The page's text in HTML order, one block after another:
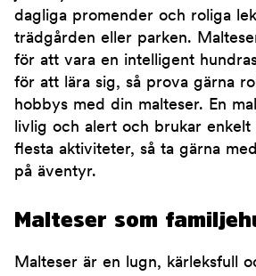
dagliga promender och roliga
trädgården eller parken.
för att vara en intelligent
för att lära sig, så prova gärna
hobbys med din malteser. En
livlig och alert och brukar enkelt
flesta aktiviteter, så ta gärna
på äventyr.
Malteser som
Malteser är en lugn, kärleksfull